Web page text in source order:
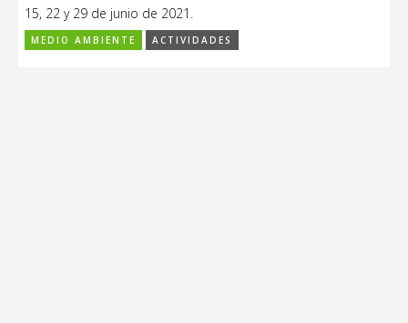
15, 22 y 29 de junio de 2021.
MEDIO AMBIENTE ACTIVIDADES